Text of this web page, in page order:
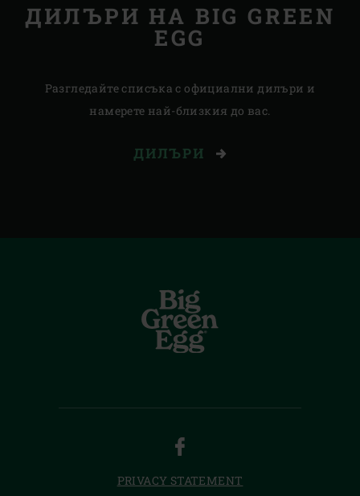
ДИЛЪРИ НА BIG GREEN
EGG
Разгледайте списъка с официални дилъри и
намерете най-близкия до вас.
ДИЛЪРИ
FACEBOOK
PRIVACY STATEMENT